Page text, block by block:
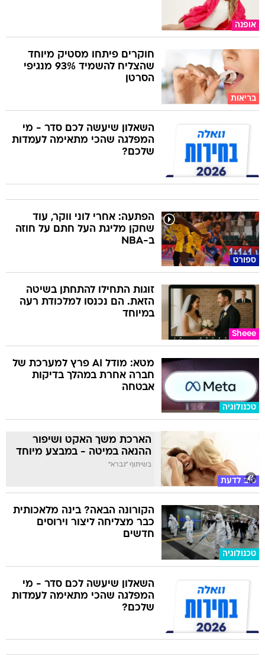
אופנה
בריאות
חוקרים פיתחו מסטיק מיוחד
שהצליח להשמיד 93% מנגיפי
הסרטן
השאלון שיעשה לכם סדר - מי
המפלגה שהכי מתאימה לעמדות
שלכם?
ספורט
הפתעה: אחרי לוני ווקר, עוד
שחקן מליגת העל חתם על חוזה
ב-NBA
Sheee
זוגות התחילו להתחתן בשיטה
הזאת. הם נכנסו למלכודת רעה
במיוחד
טכנולוגיה
מטא: מודל AI פרץ למערכת של
חברה אחרת במהלך בדיקות
אבטחה
טוב לדעת
הארכת משך האקט ושיפור
ההנאה במיטה - במבצע מיוחד
בשיתוף "גברא"
טכנולוגיה
הקורונה הבאה? בינה מלאכותית
כבר מצליחה ליצור וירוסים
חדשים
השאלון שיעשה לכם סדר - מי
המפלגה שהכי מתאימה לעמדות
שלכם?